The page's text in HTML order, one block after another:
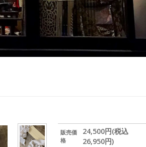
販売価
格
24,500円(税込
26,950円)